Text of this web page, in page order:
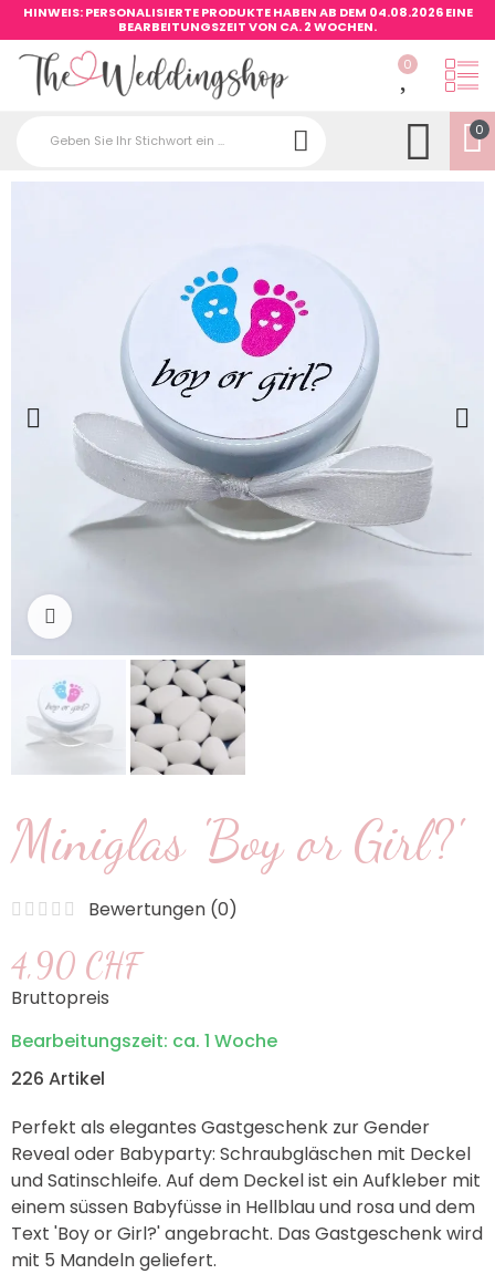
HINWEIS: PERSONALISIERTE PRODUKTE HABEN AB DEM 04.08.2026 EINE
BEARBEITUNGSZEIT VON CA. 2 WOCHEN.
0
0
Miniglas 'Boy or Girl?'
Bewertungen (0)
4,90 CHF
Bruttopreis
Bearbeitungszeit: ca. 1 Woche
226 Artikel
Perfekt als elegantes Gastgeschenk zur Gender
Reveal oder Babyparty: Schraubgläschen mit Deckel
und Satinschleife. Auf dem Deckel ist ein Aufkleber mit
einem süssen Babyfüsse in Hellblau und rosa und dem
Text 'Boy or Girl?' angebracht. Das Gastgeschenk wird
mit 5 Mandeln geliefert.